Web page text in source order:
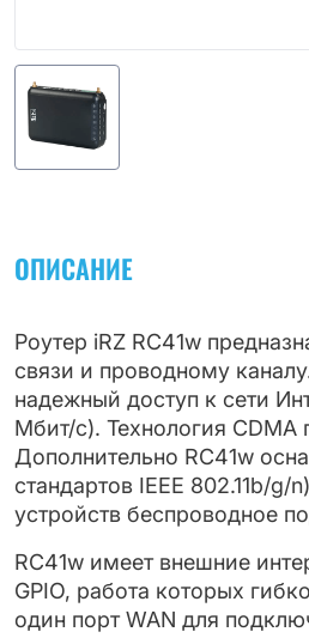
ОПИСАНИЕ
Роутер iRZ RС41w
связи и проводному
надежный доступ к сети
Мбит/с). Технология CDMA
Дополнительно RC41w
стандартов IEEE 802.11b/g/
устройств беспроводное
RС41w имеет внешние
GPIO, работа которых
один порт WAN для